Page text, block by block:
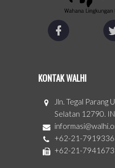
KONTAK WALHI
Jln. Tegal Parang
Selatan 12790.
+62-21-
+62-21-7941673